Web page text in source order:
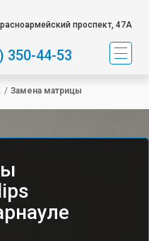
проспект, 47А
350-44-53
/ Замена матрицы